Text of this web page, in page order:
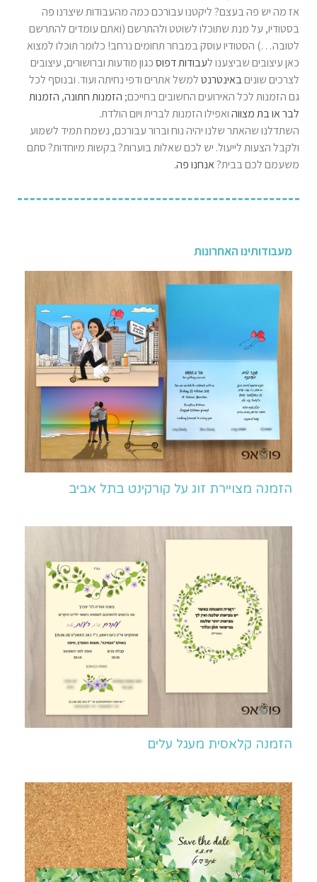
אז מה יש פה בעצם? ליקטנו עבורכם כמה מהעבודות שיצרנו פה
בסטודיו, על מנת שתוכלו לשוטט ולהתרשם (ואתם עומדים להתרשם
לטובה…) הסטודיו עוסק במבחר תחומים נרחב! כלומר תוכלו למצוא
כאן עיצובים שביצענו לעבודות דפוסכגון מודעות וברושורים, עיצובים
לצרכים שוניםבאינטרנטלמשל אתרים ודפי נחיתה ועוד. ובנוסף לכל
גם הזמנות לכל האירועים החשובים בחייכם; הזמנות חתונה, הזמנות
לבר או בת מצווהואפילו הזמנות לברית ויום הולדת.
השתדלנו שהאתר שלנו יהיה נוח וברור עבורכם, נשמח תמיד לשמוע
ולקבל הצעות לייעול. יש לכם שאלות בוערות? בקשות מיוחדות? סתם
משעמם לכם בבית?אנחנו פה.
מעבודותינו האחרונות
הזמנה מצויירת זוג על קורקינט בתל אביב
הזמנה קלאסית מעגל עלים